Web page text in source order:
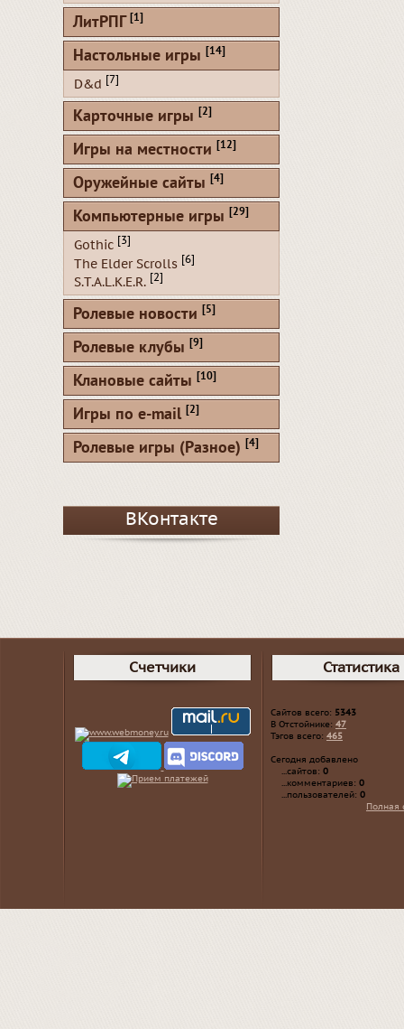
ЛитРПГ [1]
Настольные игры [14]
D&d [7]
Карточные игры [2]
Игры на местности [12]
Оружейные сайты [4]
Компьютерные игры [29]
Gothic [3]
The Elder Scrolls [6]
S.T.A.L.K.E.R. [2]
Ролевые новости [5]
Ролевые клубы [9]
Клановые сайты [10]
Игры по e-mail [2]
Ролевые игры (Разное) [4]
ВКонтакте
Счетчики Статистика
Сайтов всего: 5343
В Отстойнике: 47
Тэгов всего: 465
Сегодня добавлено
...сайтов: 0
...комментариев: 0
...пользователей: 0
Полная